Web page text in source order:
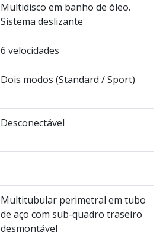
Multidisco em banho de óleo.
Sistema deslizante
6 velocidades
Dois modos (Standard / Sport)
Desconectável
Multitubular perimetral em tubo
de aço com sub-quadro traseiro
desmontável